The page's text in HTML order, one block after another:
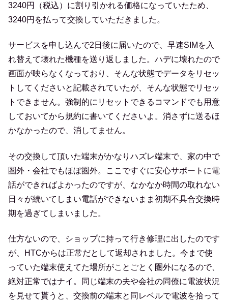
3240円（税込）に割り引かれる価格になっていたため、
3240円を払って交換していただきました。
サービスを申し込んで2日後に届いたので、早速SIMを入
れ替えて壊れた機種を送り返しました。ハデに壊れたので
画面が映らなくなっており、そんな状態でデータをリセッ
トしてくださいと記載されていたが、そんな状態でリセッ
トできません。強制的にリセットできるコマンドでも用意
しておいてから規約に書いてくださいよ。消さずに送るほ
かなかったので、消してません。
その交換して頂いた端末がかなりハズレ端末で、家の中で
圏外・会社でもほぼ圏外。ここですぐに安心サポートに電
話ができればよかったのですが、なかなか時間の取れない
日々が続いてしまい電話ができないまま初期不具合交換時
期を過ぎてしまいました。
仕方ないので、ショップに持って行き修理に出したのです
が、HTCからは正常だとして返却されました。今まで使
っていた端末使えてた場所がことごとく圏外になるので、
絶対正常ではナイ。同じ端末の夫や会社の同僚に電波状況
を見せて貰うと、交換前の端末と同レベルで電波を拾って